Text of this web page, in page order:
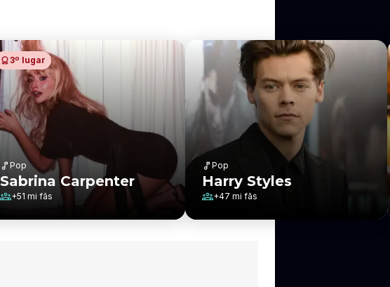
3º lugar
Pop
Sabrina Carpenter
+51 mi fãs
Pop
Harry Styles
+47 mi fãs